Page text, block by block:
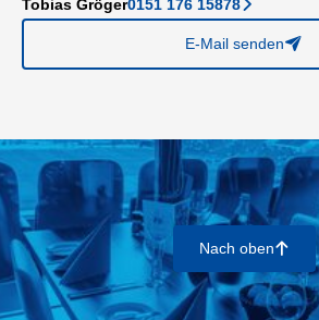
Tobias Gröger0151 176 15878􀆊
E-Mail senden􀈠
Nach oben􀄨